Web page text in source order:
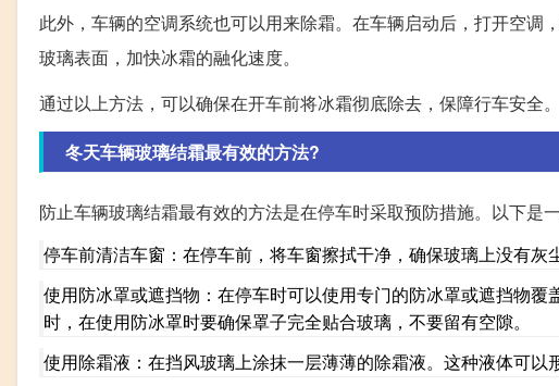
此外，车辆的空调系统也可以用来除霜。在车辆启动后，打开空
玻璃表面，加快冰霜的融化速度。
通过以上方法，可以确保在开车前将冰霜彻底除去，保障行车安全。
冬天车辆玻璃结霜最有效的方法?
防止车辆玻璃结霜最有效的方法是在停车时采取预防措施。以下是
停车前清洁车窗：在停车前，将车窗擦拭干净，确保玻璃上没有灰
使用防冰罩或遮挡物：在停车时可以使用专门的防冰罩或遮挡物
时，在使用防冰罩时要确保罩子完全贴合玻璃，不要留有空隙。
使用除霜液：在挡风玻璃上涂抹一层薄薄的除霜液。这种液体可以